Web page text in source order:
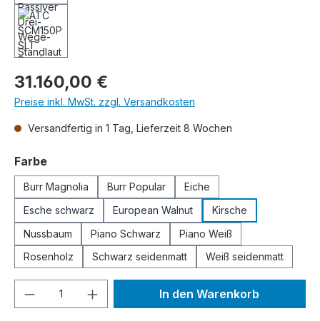
Regulärer Preis:
31.160,00 €
Preise inkl. MwSt. zzgl. Versandkosten
Versandfertig in 1 Tag, Lieferzeit 8 Wochen
Farbeauswählen
Burr Magnolia Burr Popular
Eiche
Esche schwarz
European Walnut
Kirsche
Nussbaum
Piano Schwarz
Piano Weiß
Rosenholz
Schwarz seidenmatt Weiß seidenmatt
Produkt Anzahl: Gib denIn den Warenkorb